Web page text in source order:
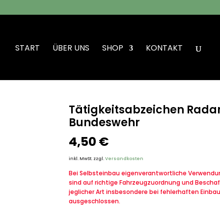
START ÜBER UNS SHOP KONTAKT
Tätigkeitsabzeichen
Bundeswehr
4,50 €
inkl. MwSt. zzgl.Versandkosten
Bei Selbsteinbau eigenverantwortliche
sind auf richtige Fahrzeugzuordnung und
jeglicher Art insbesondere bei fehlerhaften
ausgeschlossen.